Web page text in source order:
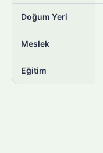
Doğum Yeri
Meslek
Eğitim